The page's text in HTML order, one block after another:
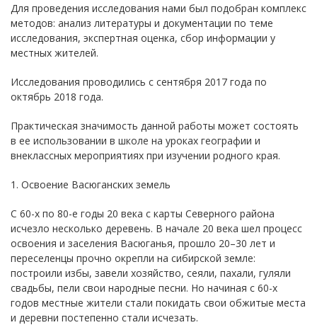
Для проведения исследования нами был подобран комплекс
методов: анализ литературы и документации по теме
исследования, экспертная оценка, сбор информации у
местных жителей.
Исследования проводились с сентября 2017 года по
октябрь 2018 года.
Практическая значимость данной работы может состоять
в ее использовании в школе на уроках географии и
внеклассных мероприятиях при изучении родного края.
1. Освоение Васюганских земель
С 60-х по 80-е годы 20 века с карты Северного района
исчезло несколько деревень. В начале 20 века шел процесс
освоения и заселения Васюганья, прошло 20–30 лет и
переселенцы прочно окрепли на сибирской земле:
построили избы, завели хозяйство, сеяли, пахали, гуляли
свадьбы, пели свои народные песни. Но начиная с 60-х
годов местные жители стали покидать свои обжитые места
и деревни постепенно стали исчезать.